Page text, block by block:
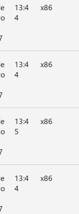
13:4
4
x86
13:4
4
x86
13:4
5
x86
13:4
4
x86